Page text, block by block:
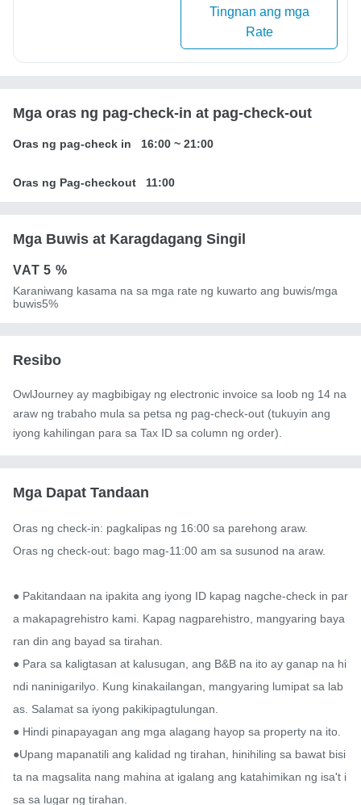
Tingnan ang mga
Rate
Mga oras ng pag-check-in at pag-check-out
Oras ng pag-check in 16:00 ~ 21:00
Oras ng Pag-checkout 11:00
Mga Buwis at Karagdagang Singil
VAT5 %
Karaniwang kasama na sa mga rate ng kuwarto ang buwis/mga
buwis5%
Resibo
OwlJourney ay magbibigay ng electronic invoice sa loob ng 14 na
araw ng trabaho mula sa petsa ng pag-check-out (tukuyin ang
iyong kahilingan para sa Tax ID sa column ng order).
Mga Dapat Tandaan
Oras ng check-in: pagkalipas ng 16:00 sa parehong araw.
Oras ng check-out: bago mag-11:00 am sa susunod na araw.
● Pakitandaan na ipakita ang iyong ID kapag nagche-check in par
a makapagrehistro kami. Kapag nagparehistro, mangyaring baya
ran din ang bayad sa tirahan.
● Para sa kaligtasan at kalusugan, ang B&B na ito ay ganap na hi
ndi naninigarilyo. Kung kinakailangan, mangyaring lumipat sa lab
as. Salamat sa iyong pakikipagtulungan.
● Hindi pinapayagan ang mga alagang hayop sa property na ito.
●Upang mapanatili ang kalidad ng tirahan, hinihiling sa bawat bisi
ta na magsalita nang mahina at igalang ang katahimikan ng isa't i
sa sa lugar ng tirahan.